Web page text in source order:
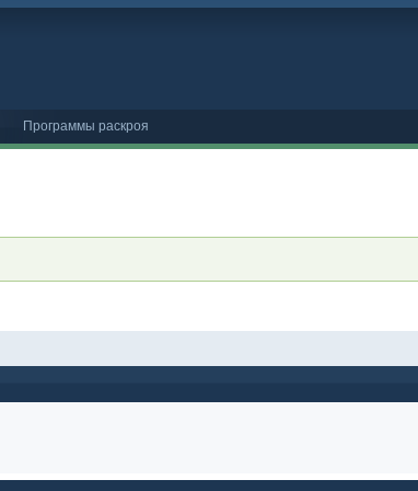
Программы раскроя